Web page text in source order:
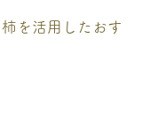
を活用したおす